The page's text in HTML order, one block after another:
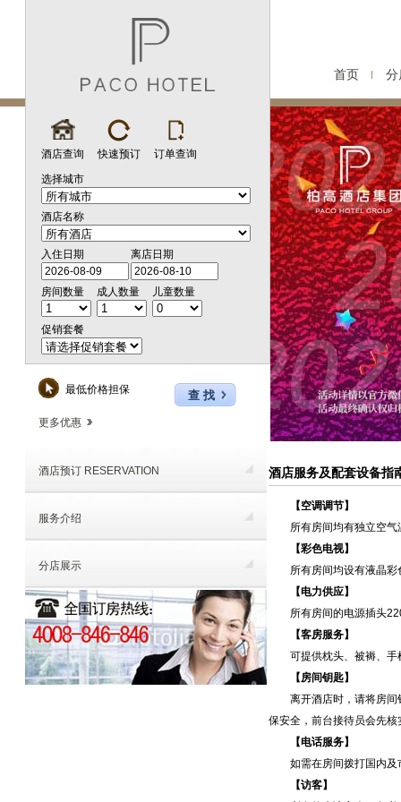
首页 分
酒店查询 快速预订
订单查询
选择城市
酒店名称
入住日期 离店日期
房间数量 成人数量 儿童数量
促销套餐
最低价格担保
更多优惠
酒店预订 RESERVATION
服务介绍
分店展示
酒店服务及配套设备指
【空调调节】
所有房间均有独立空
【彩色电视】
所有房间均设有液晶彩
【电力供应】
所有房间的电源插头
【客房服务】
可提供枕头、被褥、
【房间钥匙】
离开酒店时，请将房
保安全，前台接待员会先
【电话服务】
如需在房间拨打国内及
【访客】